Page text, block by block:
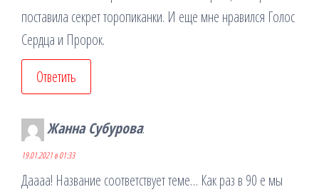
поставила секрет торопиканки. И еще мне нравился Голос
Сердца и Пророк.
Ответить
Жанна Субурова:
19.01.2021 в 01:33
Даааа! Название соответствует теме… Как раз в 90 е мы